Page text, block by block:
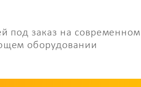
под заказ на современном
оборудовании